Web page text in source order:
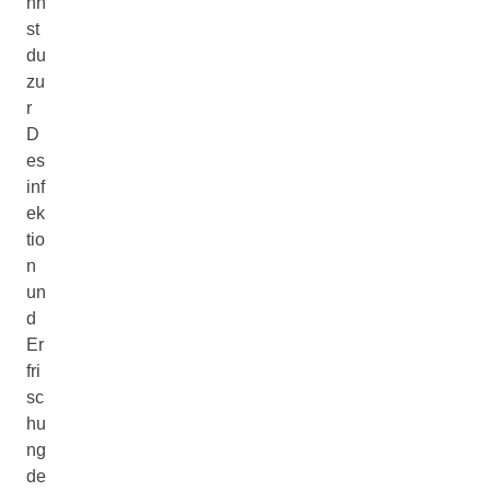
st
du
zu
r
D
es
inf
ek
tio
n
un
d
Er
fri
sc
hu
ng
de